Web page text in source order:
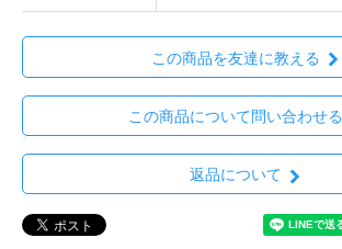
この商品を友達に教える
この商品について問い合わせる
返品について